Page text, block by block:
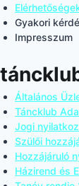
Gyakori
Impresszum
Általános
Táncklub
Jogi
Szülői
Hozzájáruló
Házirend és